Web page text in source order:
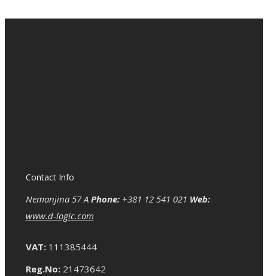
Contact Info
Nemanjina 57 A Phone:+381 12 541 021 Web:
www.d-logic.com
VAT:111385444
Reg.No:21473642